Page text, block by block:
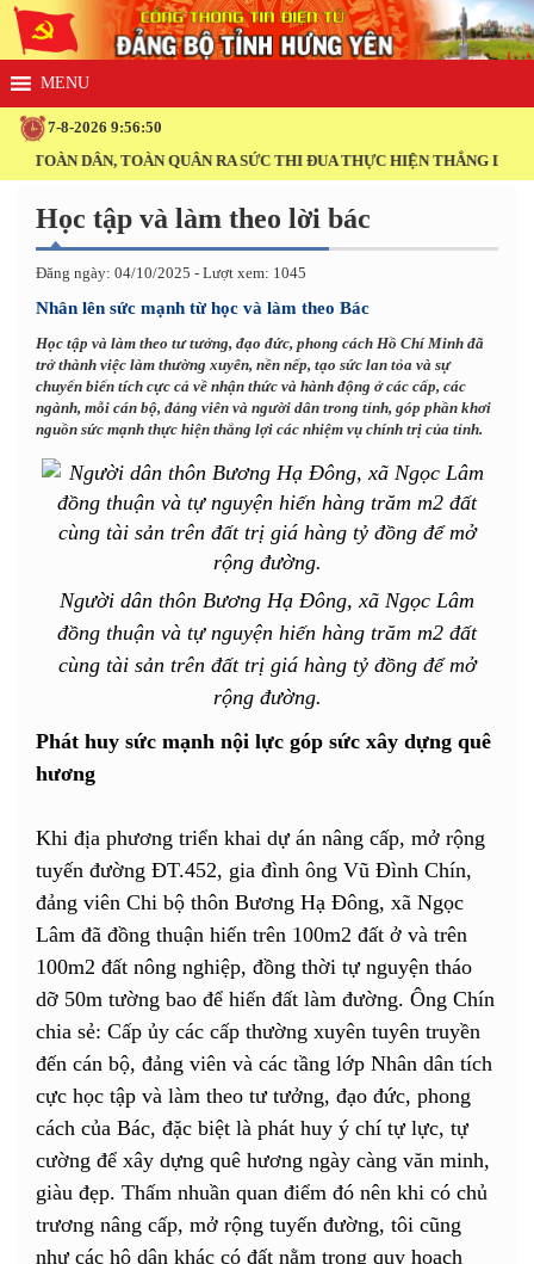
7-8-2026 9:56:51
DÂN, TOÀN QUÂN RA SỨC THI ĐUA THỰC HIỆN THẮNG LỢI
Học tập và làm theo lời bác
Đăng ngày: 04/10/2025 - Lượt xem: 1045
Nhân lên sức mạnh từ học và làm theo Bác
Học tập và làm theo tư tưởng, đạo đức, phong cách Hồ Chí Minh đã
trở thành việc làm thường xuyên, nền nếp, tạo sức lan tỏa và sự
chuyển biến tích cực cả về nhận thức và hành động ở các cấp, các
ngành, mỗi cán bộ, đảng viên và người dân trong tỉnh, góp phần khơi
nguồn sức mạnh thực hiện thắng lợi các nhiệm vụ chính trị của tỉnh.
Người dân thôn Bương Hạ Đông, xã Ngọc Lâm
đồng thuận và tự nguyện hiến hàng trăm m2 đất
cùng tài sản trên đất trị giá hàng tỷ đồng để mở
rộng đường.
Phát huy sức mạnh nội lực góp sức xây dựng quê
hương
Khi địa phương triển khai dự án nâng cấp, mở rộng
tuyến đường ĐT.452, gia đình ông Vũ Đình Chín,
đảng viên Chi bộ thôn Bương Hạ Đông, xã Ngọc
Lâm đã đồng thuận hiến trên 100m2 đất ở và trên
100m2 đất nông nghiệp, đồng thời tự nguyện tháo
dỡ 50m tường bao để hiến đất làm đường. Ông Chín
chia sẻ: Cấp ủy các cấp thường xuyên tuyên truyền
đến cán bộ, đảng viên và các tầng lớp Nhân dân tích
cực học tập và làm theo tư tưởng, đạo đức, phong
cách của Bác, đặc biệt là phát huy ý chí tự lực, tự
cường để xây dựng quê hương ngày càng văn minh,
giàu đẹp. Thấm nhuần quan điểm đó nên khi có chủ
trương nâng cấp, mở rộng tuyến đường, tôi cũng
như các hộ dân khác có đất nằm trong quy hoạch